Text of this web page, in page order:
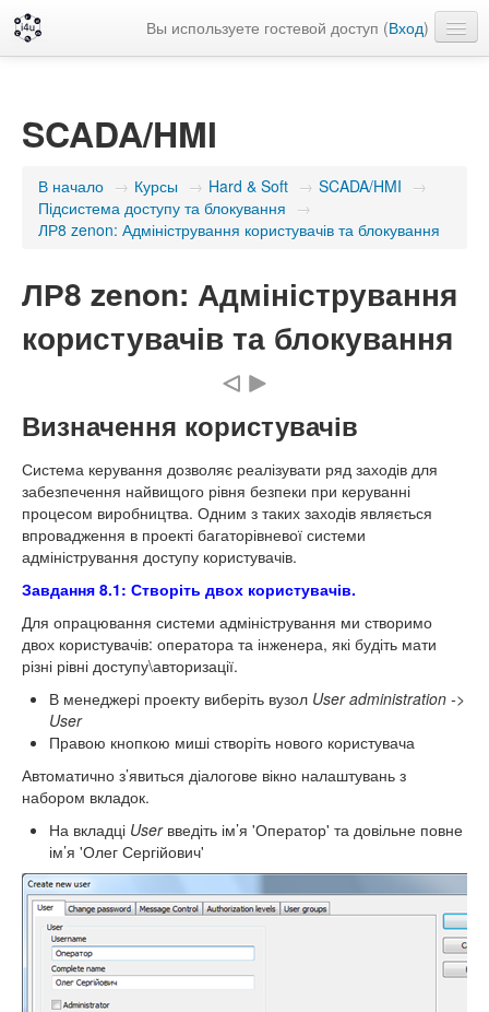
Вы используете гостевой доступ (Вход)
SCADA/HMI
В начало → Курсы → Hard & Soft → SCADA/HMI →
Підсистема доступу та блокування →
ЛР8 zenon: Адміністрування користувачів та блокування
ЛР8 zenon: Адміністрування
користувачів та блокування
Визначення користувачів
Система керування дозволяє реалізувати ряд заходів для
забезпечення найвищого рівня безпеки при керуванні
процесом виробництва. Одним з таких заходів являється
впровадження в проекті багаторівневої системи
адміністрування доступу користувачів.
Завдання 8.1: Створіть двох користувачів.
Для опрацювання системи адміністрування ми створимо
двох користувачів: оператора та інженера, які будіть мати
різні рівні доступу\авторизації.
В менеджері проекту виберіть вузол User administration ->
User
Правою кнопкою миші створіть нового користувача
Автоматично з’явиться діалогове вікно налаштувань з
набором вкладок.
На вкладці User введіть ім’я 'Оператор' та довільне повне
ім’я 'Олег Сергійович'